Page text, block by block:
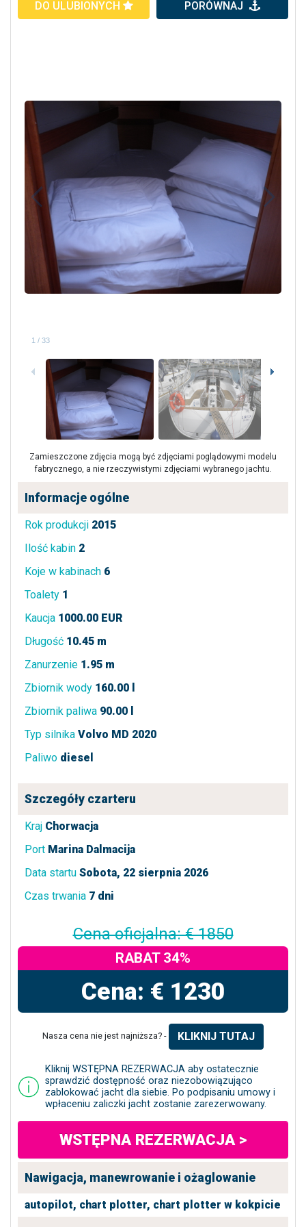
DO ULUBIONYCH PORÓWNAJ
1 / 33
Zamieszczone zdjęcia mogą być zdjęciami poglądowymi modelu
fabrycznego, a nie rzeczywistymi zdjęciami wybranego jachtu.
Informacje ogólne
Rok produkcji 2015
Ilość kabin 2
Koje w kabinach 6
Toalety 1
Kaucja 1000.00 EUR
Długość 10.45 m
Zanurzenie 1.95 m
Zbiornik wody 160.00 l
Zbiornik paliwa 90.00 l
Typ silnika Volvo MD 2020
Paliwo diesel
Szczegóły czarteru
Kraj Chorwacja
Port Marina Dalmacija
Data startu Sobota, 22 sierpnia 2026
Czas trwania 7 dni
Cena oficjalna: € 1850
RABAT 34%
Cena: € 1230
Nasza cena nie jest najniższa? - KLIKNIJ TUTAJ
Kliknij WSTĘPNA REZERWACJA aby ostatecznie
sprawdzić dostępność oraz niezobowiązująco
zablokować jacht dla siebie. Po podpisaniu umowy i
wpłaceniu zaliczki jacht zostanie zarezerwowany.
WSTĘPNA REZERWACJA >
Nawigacja, manewrowanie i ożaglowanie
autopilot, chart plotter, chart plotter w kokpicie